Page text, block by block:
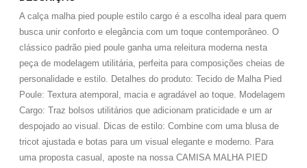
A calça malha pied pouple estilo cargo é a escolha ideal para quem
busca unir conforto e elegância com um toque contemporâneo. O
clássico padrão pied poule ganha uma releitura moderna nesta
peça de modelagem utilitária, perfeita para composições cheias de
personalidade e estilo. Detalhes do produto: Tecido de Malha Pied
Poule: Textura atemporal, macia e agradável ao toque. Modelagem
Cargo: Traz bolsos utilitários que adicionam praticidade e um ar
despojado ao visual. Dicas de estilo: Combine com uma blusa de
tricot ajustada e botas para um visual elegante e moderno. Para
uma proposta casual, aposte na nossa CAMISA MALHA PIED